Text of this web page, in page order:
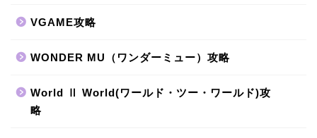
VGAME攻略
WONDER MU（ワンダーミュー）攻略
World Ⅱ World(ワールド・ツー・ワールド)攻
略